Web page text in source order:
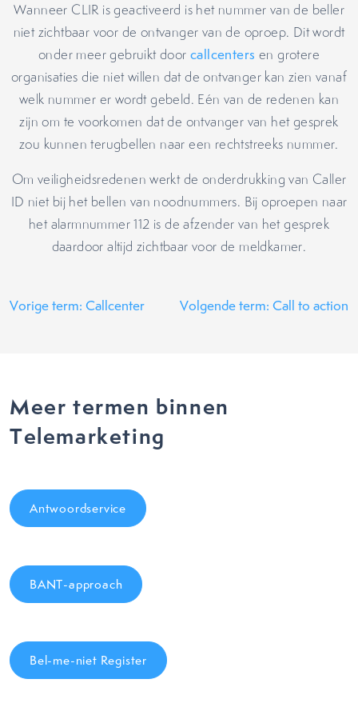
Wanneer CLIR is geactiveerd is het nummer van de beller
niet zichtbaar voor de ontvanger van de oproep. Dit wordt
onder meer gebruikt doorcallcenters en grotere
organisaties die niet willen dat de ontvanger kan zien vanaf
welk nummer er wordt gebeld. Eén van de redenen kan
zijn om te voorkomen dat de ontvanger van het gesprek
zou kunnen terugbellen naar een rechtstreeks nummer.
Om veiligheidsredenen werkt de onderdrukking van Caller
ID niet bij het bellen van noodnummers. Bij oproepen naar
het alarmnummer 112 is de afzender van het gesprek
daardoor altijd zichtbaar voor de meldkamer.
Vorige term: Callcenter Volgende term: Call to action
Meer termen binnen
Telemarketing
Antwoordservice
BANT-approach
Bel-me-niet Register